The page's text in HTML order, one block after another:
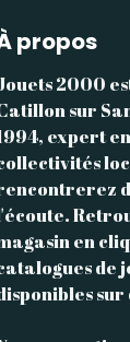
propos
2000
sur
expert
en
de